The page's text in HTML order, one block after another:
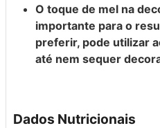
O toque de mel na
importante para o
preferir, pode utilizar
até nem sequer
Dados Nutricionais